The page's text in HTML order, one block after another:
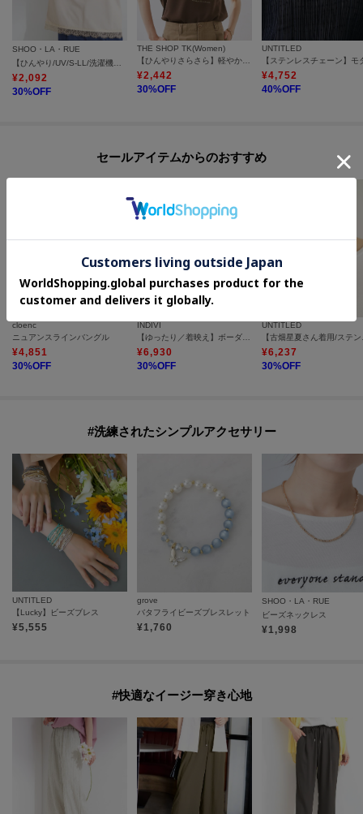
SHOO・LA・RUE
¥2,092
30%OFF
THE SHOP TK(Women)
¥2,442
30%OFF
UNTITLED
¥4,752
40%OFF
セールアイテムからのおすすめ
cloenc
ニュアンスラインバングル
¥4,851
30%OFF
INDIVI
【ゆったり／着映え】ボーダーリラクシーTシャツ
¥6,930
30%OFF
UNTITLED
【古畑
¥6,237
30%OFF
#洗練されたシンプルアクセサリー
UNTITLED
【Lucky】ビーズブレス
¥5,555
grove
バタフライビーズブレスレット
¥1,760
SHOO・LA・RUE
ビーズネックレス
¥1,998
#快適なイージー穿き心地